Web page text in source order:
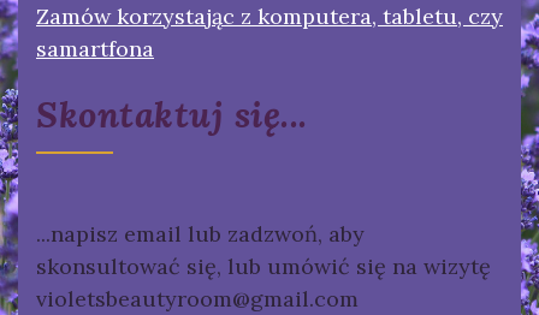
Zamów korzystając z komputera, tabletu, czy
samartfona
Skontaktuj się...
...napisz email lub zadzwoń, aby
skonsultować się, lub umówić się na wizytę
violetsbeautyroom@gmail.com